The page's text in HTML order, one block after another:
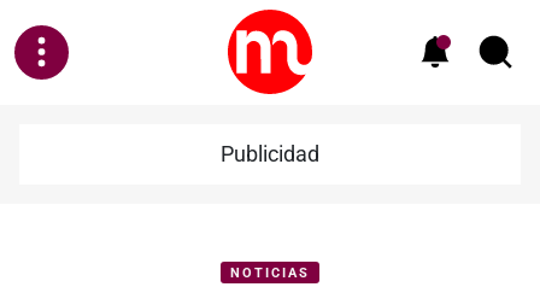
Publicidad
NOTICIAS